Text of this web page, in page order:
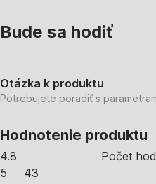
Bude sa hodiť
Otázka k produktu
Potrebujete poradiť s
Hodnotenie produktu
4.8 Počet
5
43